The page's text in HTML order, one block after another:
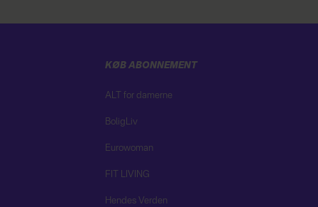
KØB ABONNEMENT
ALT for damerne
BoligLiv
Eurowoman
FIT LIVING
Hendes Verden